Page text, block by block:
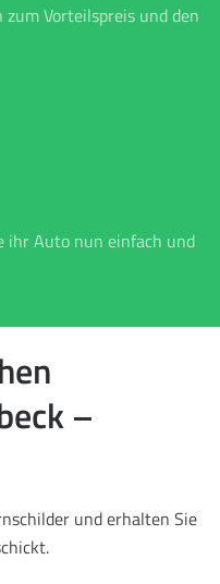
Vorteilspreis und den
ihr Auto nun einfach und
–
und erhalten Sie